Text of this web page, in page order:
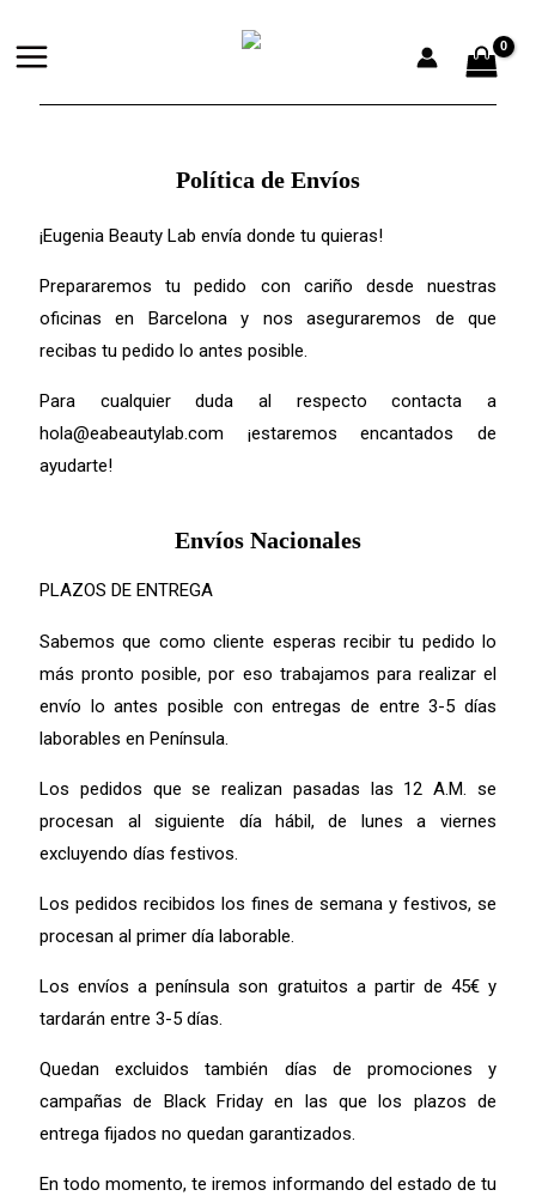
Política de Envíos
¡Eugenia Beauty Lab envía donde tu quieras!
Prepararemos tu pedido con cariño desde nuestras
oficinas en Barcelona y nos aseguraremos de que
recibas tu pedido lo antes posible.
Para cualquier duda al respecto contacta a
hola@eabeautylab.com ¡estaremos encantados de
ayudarte!
Envíos Nacionales
PLAZOS DE ENTREGA
Sabemos que como cliente esperas recibir tu pedido lo
más pronto posible, por eso trabajamos para realizar el
envío lo antes posible con entregas de entre 3-5 días
laborables en Península.
Los pedidos que se realizan pasadas las 12 A.M. se
procesan al siguiente día hábil, de lunes a viernes
excluyendo días festivos.
Los pedidos recibidos los fines de semana y festivos, se
procesan al primer día laborable.
Los envíos a península son gratuitos a partir de 45€ y
tardarán entre 3-5 días.
Quedan excluidos también días de promociones y
campañas de Black Friday en las que los plazos de
entrega fijados no quedan garantizados.
En todo momento, te iremos informando del estado de tu